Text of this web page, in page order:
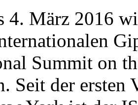
4. März 2016
Summit on
Seit der ersten